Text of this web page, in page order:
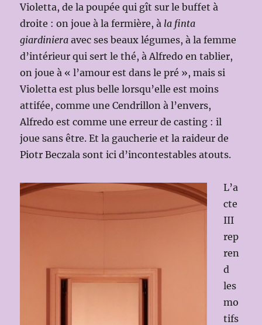
Violetta, de la poupée qui gît sur le buffet à
droite : on joue à la fermière, à la finta
giardiniera avec ses beaux légumes, à la femme
d’intérieur qui sert le thé, à Alfredo en tablier,
on joue à « l’amour est dans le pré », mais si
Violetta est plus belle lorsqu’elle est moins
attifée, comme une Cendrillon à l’envers,
Alfredo est comme une erreur de casting : il
joue sans être. Et la gaucherie et la raideur de
Piotr Beczala sont ici d’incontestables atouts.
L’a
cte
III
rep
ren
d
les
mo
tifs